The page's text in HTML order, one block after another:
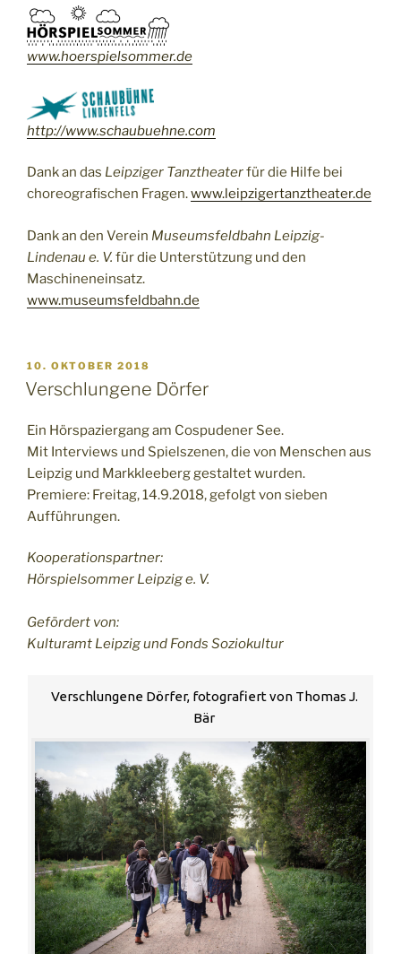
www.hoerspielsommer.de
http://www.schaubuehne.com
Dank an das Leipziger Tanztheaterfür die Hilfe bei
choreografischen Fragen.www.leipzigertanztheater.de
Dank an den Verein Museumsfeldbahn Leipzig-
Lindenau e. V. für die Unterstützung und den
Maschineneinsatz.
www.museumsfeldbahn.de
VERÖFFENTLICHT
AM
10. OKTOBER 2018
Verschlungene Dörfer
Ein Hörspaziergang am Cospudener See.
Mit Interviews und Spielszenen, die von Menschen aus
Leipzig und Markkleeberg gestaltet wurden.
Premiere: Freitag, 14.9.2018, gefolgt von sieben
Aufführungen.
Kooperationspartner:
Hörspielsommer Leipzig e. V.
Gefördert von:
Kulturamt Leipzig und Fonds Soziokultur
Verschlungene Dörfer, fotografiert von Thomas J.
Bär